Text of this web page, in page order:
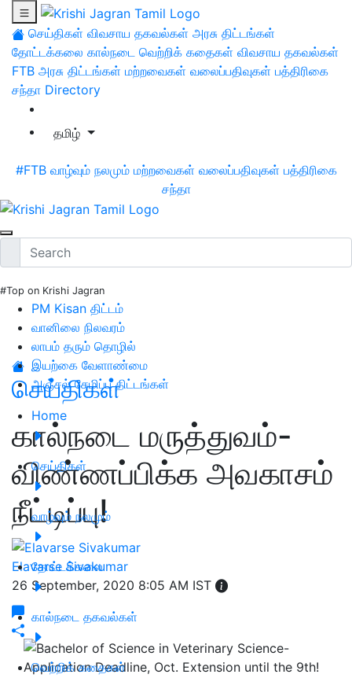
செய்திகள் விவசாய தகவல்கள் அரசு திட்டங்கள்
தோட்டக்கலை கால்நடை வெற்றிக் கதைகள் விவசாய தகவல்கள்
FTB அரசு திட்டங்கள் மற்றவைகள் வலைப்பதிவுகள் பத்திரிகை
சந்தா Directory
தமிழ்
#FTB வாழ்வும் நலமும் மற்றவைகள் வலைப்பதிவுகள் பத்திரிகை
சந்தா
#Top on Krishi Jagran
PM Kisan திட்டம்
வானிலை நிலவரம்
லாபம் தரும் தொழில்
இயற்கை வேளாண்மை
அஞ்சல் சேமிப்பு திட்டங்கள்
Home
செய்திகள்
வாழ்வும் நலமும்
தோட்டக்கலை
கால்நடை தகவல்கள்
வெற்றிக் கதைகள்
செய்திகள்
கால்நடை மருத்துவம்-
விண்ணப்பிக்க அவகாசம்
நீட்டிப்பு!
Elavarse Sivakumar
26 September, 2020 8:05 AM IST